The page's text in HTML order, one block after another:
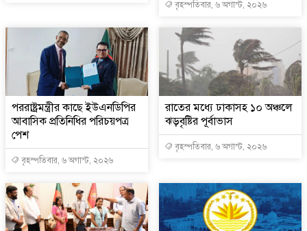
বৃহস্পতিবার, ৬ অগাস্ট, ২০২৬
পররাষ্ট্রমন্ত্রীর কা‌ছে ইউএনডিপির
আবাসিক প্রতিনিধির পরিচয়পত্র
পেশ
বৃহস্পতিবার, ৬ অগাস্ট, ২০২৬
রাতের মধ্যে ঢাকাসহ ১০ অঞ্চলে
ঝড়বৃষ্টির পূর্বাভাস
বৃহস্পতিবার, ৬ অগাস্ট, ২০২৬